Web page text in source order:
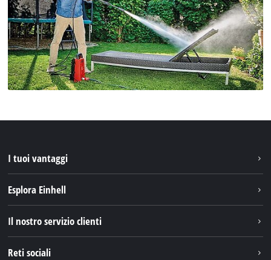
I tuoi vantaggi
Esplora Einhell
Einhell Germany AG
Il nostro servizio clienti
Reti sociali